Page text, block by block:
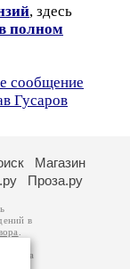
, здесь
полном
сообщение
Гусаров
Магазин
Проза.ру
в